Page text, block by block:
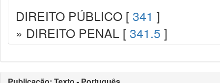
DIREITO PÚBLICO [ 341 ]
» DIREITO PENAL [ 341.5 ]